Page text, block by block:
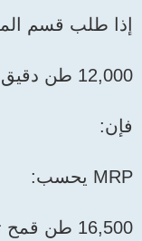
إذا طلب قسم
12,000 طن دقيق خلال شهر
فإن:
MRP يحسب:
16,500 طن قمح تقريبًا.